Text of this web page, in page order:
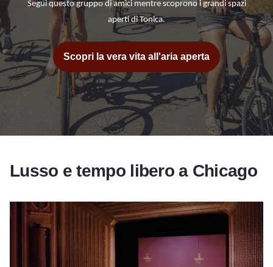
Segui questo gruppo di amici mentre scoprono i grandi spazi
aperti di Tonica.
Scopri la vera vita all'aria aperta
Lusso e tempo libero a Chicago
Lyric Opera of Chicago